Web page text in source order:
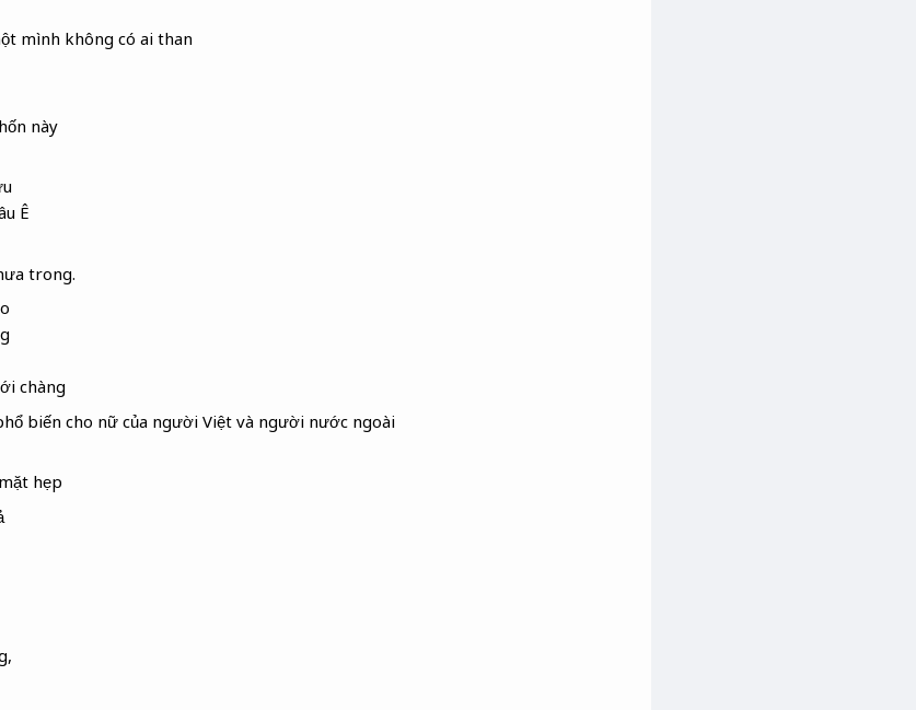
mình không có ai than
này
Ê
trong.
chàng
biến cho nữ của người Việt và người nước ngoài
hẹp